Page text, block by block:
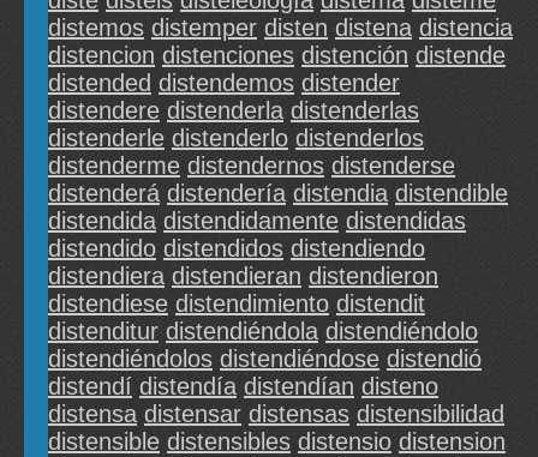
distemos distemper disten distena distencia
distencion distenciones distención distende
distended distendemos distender
distendere distenderla distenderlas
distenderle distenderlo distenderlos
distenderme distendernos distenderse
distenderá distendería distendia distendible
distendida distendidamente distendidas
distendido distendidos distendiendo
distendiera distendieran distendieron
distendiese distendimiento distendit
distenditur distendiéndola distendiéndolo
distendiéndolos distendiéndose distendió
distendí distendía distendían disteno
distensa distensar distensas distensibilidad
distensible distensibles distensio distension